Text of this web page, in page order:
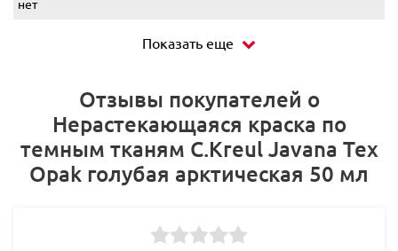
нет
Показать еще
Отзывы покупателей о
Нерастекающаяся краска по
темным тканям C.Kreul Javana Tex
Opak голубая арктическая 50 мл